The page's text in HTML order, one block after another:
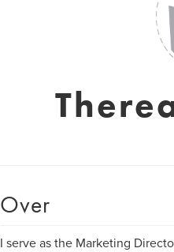
Over
I serve as the Marketing